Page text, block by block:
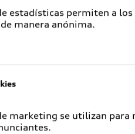
estadísticas permiten a
manera anónima.
marketing se utilizan